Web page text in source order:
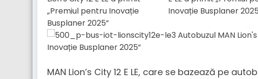
MAN Lion’s City 12 E LE, care se bazează pe